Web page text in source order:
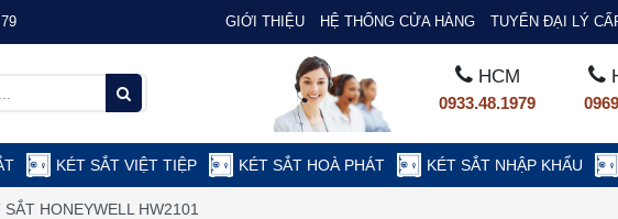
GIỚI THIỆU HỆ THỐNG CỬA HÀNG TUYỂN ĐẠI LÝ
HCM
0933.48.1979
KÉT SẮT VIỆT TIỆP KÉT SẮT HOÀ PHÁT KÉT SẮT NHẬP KHẨU
SẮT HONEYWELL HW2101